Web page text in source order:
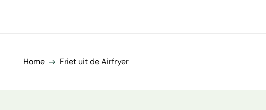
Home Friet uit de Airfryer